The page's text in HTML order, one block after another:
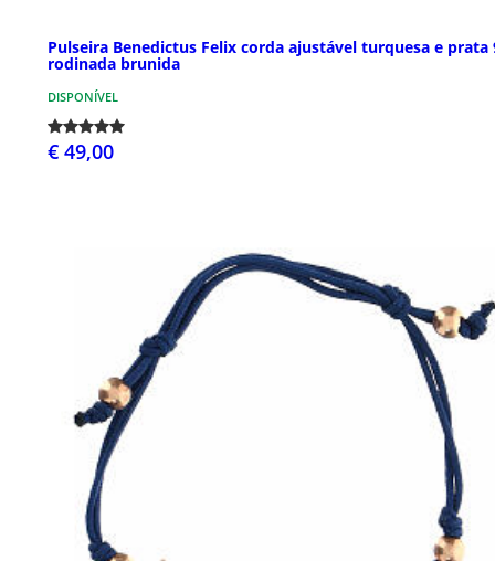
Pulseira Benedictus Felix corda ajustável turquesa e prata
rodinada brunida
DISPONÍVEL
€ 49,00